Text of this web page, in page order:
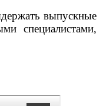
выпускные
специалистами,